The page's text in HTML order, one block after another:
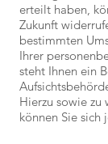
erteilt haben,
Zukunft
bestimmten
Ihrer
steht Ihnen ein
Hierzu sowie zu
können Sie sich